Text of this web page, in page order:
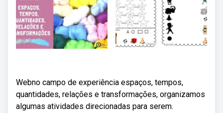
Webno campo de experiência espaços, tempos,
quantidades, relações e transformações, organizamos
algumas atividades direcionadas para serem.